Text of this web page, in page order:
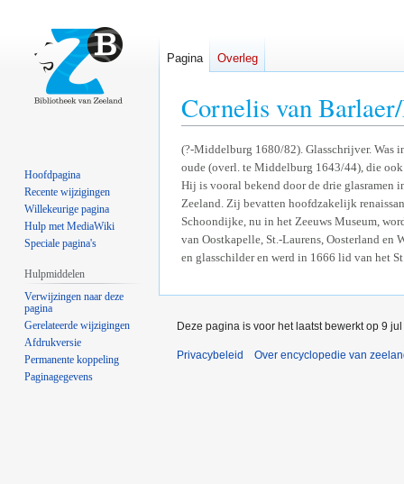
Cornelis van
Naar
navigatie
springen
Naar
zoeken
springen
(?-Middelburg 1680/82). Glasschrijver. Was
oude (overl. te Middelburg 1643/44), die ook
Hij is vooral bekend door de drie glasramen
Zeeland. Zij bevatten hoofdzakelijk
Schoondijke, nu in het Zeeuws Museum,
van Oostkapelle, St.-Laurens, Oosterland
en glasschilder en werd in 1666 lid van het
Pagina Overleg
Hoofdpagina
Recente wijzigingen
Willekeurige pagina
Hulp met MediaWiki
Speciale pagina's
Hulpmiddelen
Verwijzingen naar deze
pagina
Gerelateerde wijzigingen
Afdrukversie
Permanente koppeling
Paginagegevens
Deze pagina is voor het laatst bewerkt op 9
Privacybeleid Over encyclopedie van